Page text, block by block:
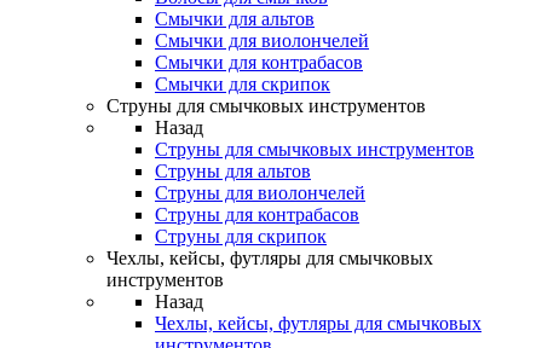
Смычки для альтов
Смычки для виолончелей
Смычки для контрабасов
Смычки для скрипок
Струны для смычковых инструментов
Назад
Струны для смычковых инструментов
Струны для альтов
Струны для виолончелей
Струны для контрабасов
Струны для скрипок
Чехлы, кейсы, футляры для смычковых
инструментов
Назад
Чехлы, кейсы, футляры для смычковых